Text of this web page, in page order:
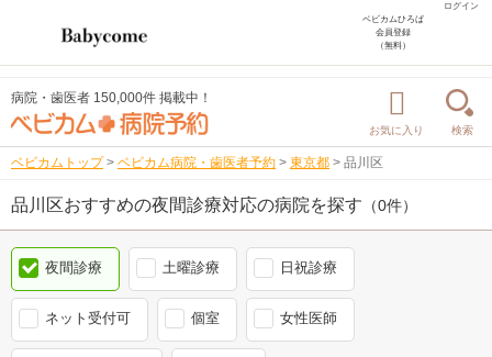
ログイン
ベビカムひろば
会員登録
（無料）
病院・歯医者 150,000件 掲載中！
お気に入り 検索
ベビカムトップ > ベビカム病院・歯医者予約 > 東京都 > 品川区
品川区おすすめの夜間診療対応の病院を探す （0件）
夜間診療 土曜診療 日祝診療
ネット受付可 個室 女性医師